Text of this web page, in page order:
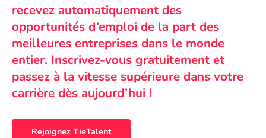
recevez automatiquement des
opportunités d’emploi de la part des
meilleures entreprises dans le monde
entier. Inscrivez-vous gratuitement et
passez à la vitesse supérieure dans votre
carrière dès aujourd’hui !
Rejoignez TieTalent